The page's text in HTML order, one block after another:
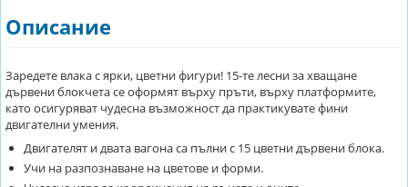
Описание
Заредете влака с ярки, цветни фигури! 15-те лесни за хващане
дървени блокчета се оформят върху пръти, върху платформите,
като осигуряват чудесна възможност да практикувате фини
двигателни умения.
Двигателят и двата вагона са пълни с 15 цветни дървени блока.
Учи на разпознаване на цветове и форми.